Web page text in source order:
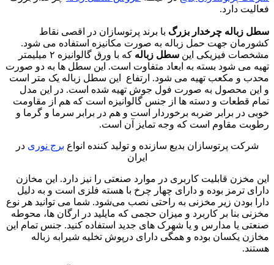
فعالیت دارد.
سطل زباله چرخدار بزرگ با برند پرتوسازان در اقصی نقاط
کشورمان جهت حمل زباله به صورت مکانیزه استفاده می شود.
مشخصات فیزیکی این سطل زباله
که با ورق گالوانیزه ۲ میلیمتر
تهیه می شود بسته به ابعاد متفاوت است. این سطل ها به دو صورت
محدب و مکعب تهیه می شود. ارتفاع این سطل زباله یک متر است
و این محصول به صورت فول جوش تهیه شده است. در این مدل
تمام قطعات و دسته ها از جنس گالوانیزه است که هم از مقاومت
خوبی در برابر ضربه برخوردار است و هم در برابر سرما و گرما و
رطوبت مقاوم است که وجه تمایز آن است.
شرکت پرتوسازان بدیع سازنده و تولید کننده انواع برج نوری در
ایران
این مخزن قابلیت کاربری در موارد صنعتی را نیز دارد. این مخازن
دارای ترمز بوده و دارای چهار چرخ با هسته فلزی است و به دلیل
دارا بودن زیر مخزنی به راحتی نصب می‌شود. شما می‌ توانید هر نوع
مخزنی بنا بر کاربرد و میزان حجمی که مایلید در ارگان ها، محوطه
صنعتی یا مدارس و یا شهرک های جدید استفاده کنید. جنس تمام این
مخازن یکسان بوده و همگی دارای درپوش تخلیه شیرابه زباله
هستند.